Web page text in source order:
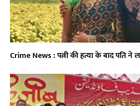
Crime News : पत्नी की हत्या के बाद पति ने